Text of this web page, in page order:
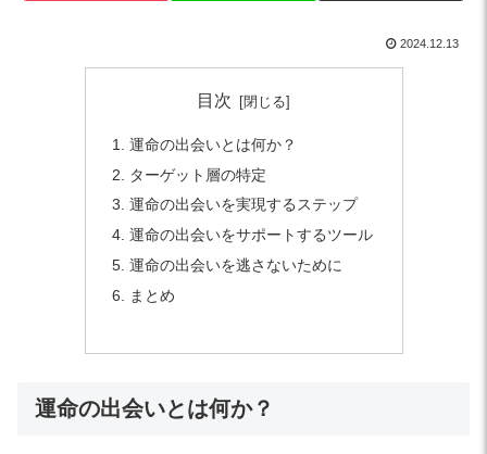
2024.12.13
目次
運命の出会いとは何か？
ターゲット層の特定
運命の出会いを実現するステップ
運命の出会いをサポートするツール
運命の出会いを逃さないために
まとめ
運命の出会いとは何か？